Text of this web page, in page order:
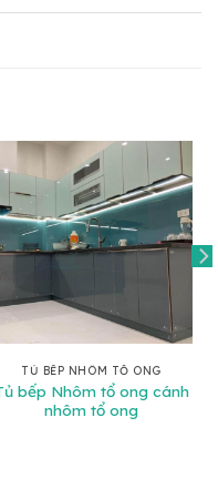
TỦ BẾP NHÔM TỔ ONG
bếp Nhôm tổ ong cánh
nhôm tổ ong